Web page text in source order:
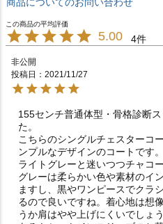
5.00 4
非公開
投稿日
2021/11/27
155センチ普通体型・骨格診断
た。
こちらのシングルチェスターコ
ンプルなデザインのコートです。
ライトグレーと迷いつつチャコ
グレーは柔らかい色や素材のイ
ますし、黒やワンピースでクラ
るので良いですね。着心地は想
うか肩はやや上げにくいでしょ